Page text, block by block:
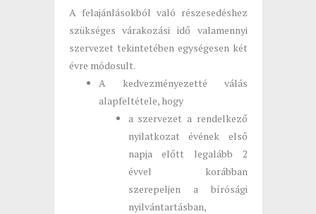
A felajánlásokból való részesedéshez
szükséges várakozási idő valamennyi
szervezet tekintetében egységesen két
évre módosult.
A kedvezményezetté válás
alapfeltétele, hogy
a szervezet a rendelkező
nyilatkozat évének első
napja előtt legalább 2
évvel korábban
szerepeljen a bírósági
nyilvántartásban,